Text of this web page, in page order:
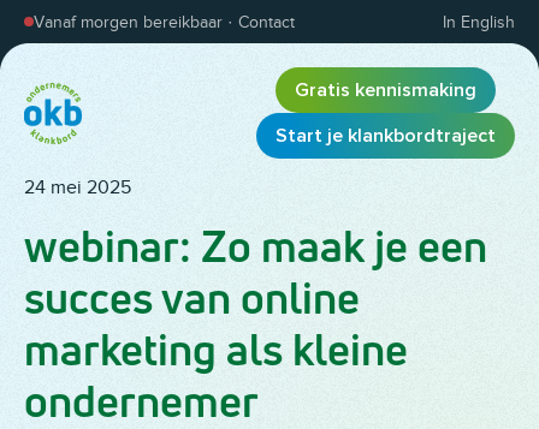
Overslaan en inhoud weergeven
Vanaf morgen bereikbaar · Contact In English
Gratis kennismaking
Start je klankbordtraject
24 mei 2025
webinar: Zo maak je een
succes van online
marketing als kleine
ondernemer